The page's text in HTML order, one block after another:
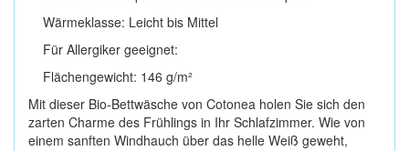
Wärmeklasse: Leicht bis Mittel
Für Allergiker geeignet:
Flächengewicht: 146 g/m²
Mit dieser Bio-Bettwäsche von Cotonea holen Sie sich den
zarten Charme des Frühlings in Ihr Schlafzimmer. Wie von
einem sanften Windhauch über das helle Weiß geweht,